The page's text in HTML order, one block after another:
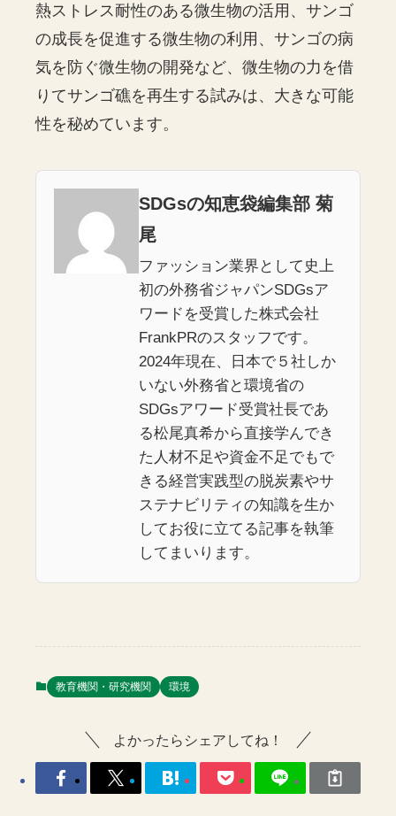
熱ストレス耐性のある微生物の活用、サンゴ
の成長を促進する微生物の利用、サンゴの病
気を防ぐ微生物の開発など、微生物の力を借
りてサンゴ礁を再生する試みは、大きな可能
性を秘めています。
SDGsの知恵袋編集部 菊
尾
ファッション業界として史上
初の外務省ジャパンSDGsア
ワードを受賞した株式会社
FrankPRのスタッフです。
2024年現在、日本で５社しか
いない外務省と環境省の
SDGsアワード受賞社長であ
る松尾真希から直接学んでき
た人材不足や資金不足でもで
きる経営実践型の脱炭素やサ
ステナビリティの知識を生か
してお役に立てる記事を執筆
してまいります。
教育機関・研究機関 環境
よかったらシェアしてね！